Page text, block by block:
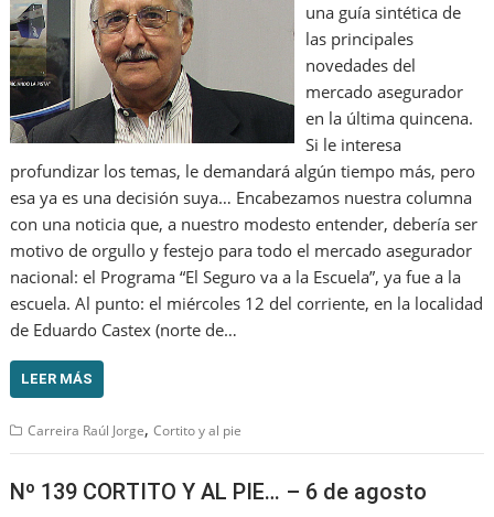
una guía sintética de
las principales
novedades del
mercado asegurador
en la última quincena.
Si le interesa
profundizar los temas, le demandará algún tiempo más, pero
esa ya es una decisión suya… Encabezamos nuestra columna
con una noticia que, a nuestro modesto entender, debería ser
motivo de orgullo y festejo para todo el mercado asegurador
nacional: el Programa “El Seguro va a la Escuela”, ya fue a la
escuela. Al punto: el miércoles 12 del corriente, en la localidad
de Eduardo Castex (norte de…
LEER MÁS
Carreira Raúl Jorge,Cortito y al pie
Nº 139 CORTITO Y AL PIE… – 6 de agosto